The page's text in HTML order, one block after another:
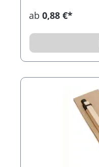
ab 0,88 €*